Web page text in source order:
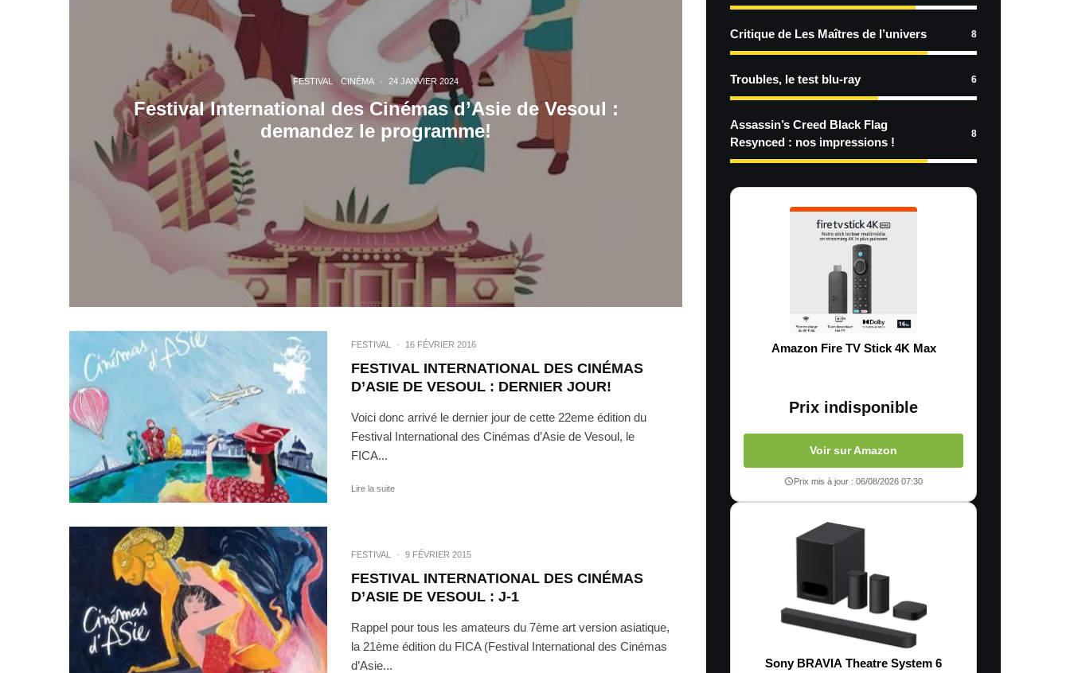
FESTIVAL CINÉMA · 24 JANVIER 2024
Festival International des Cinémas d’Asie de Vesoul :
demandez le programme!
FESTIVAL · 16 FÉVRIER 2016
FESTIVAL INTERNATIONAL DES CINÉMAS
D’ASIE DE VESOUL : DERNIER JOUR!
Voici donc arrivé le dernier jour de cette 22eme édition du
Festival International des Cinémas d’Asie de Vesoul, le
FICA...
Lire la suite
FESTIVAL · 9 FÉVRIER 2015
FESTIVAL INTERNATIONAL DES CINÉMAS
D’ASIE DE VESOUL : J-1
Rappel pour tous les amateurs du 7ème art version asiatique,
la 21ème édition du FICA (Festival International des Cinémas
d’Asie...
Critique de Les Maîtres de l’univers 8
Troubles, le test blu-ray 6
Assassin’s Creed Black Flag
Resynced : nos impressions !
8
Amazon Fire TV Stick 4K Max
Prix indisponible
Voir sur Amazon
Prix mis à jour : 06/08/2026 07:30
Sony BRAVIA Theatre System 6